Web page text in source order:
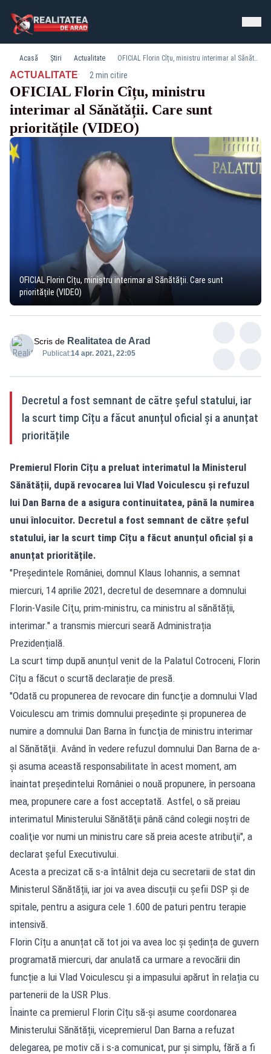
Acasă Știri Actualitate OFICIAL Florin Cîțu, ministru interimar al Sănătății. Care sunt prioritățile (VIDEO)
ACTUALITATE· 2 min citire
OFICIAL Florin Cîțu, ministru
interimar al Sănătății. Care sunt
prioritățile (VIDEO)
OFICIAL Florin Cîțu, ministru interimar al Sănătății. Care sunt
prioritățile (VIDEO)
Scris de Realitatea de Arad
Publicat:14 apr. 2021, 22:05
Decretul a fost semnant de către șeful statului, iar
la scurt timp Cîțu a făcut anunțul oficial și a anunțat
prioritățile
Premierul Florin Cîțu a preluat interimatul la Ministerul
Sănătății, după revocarea lui Vlad Voiculescu și refuzul
lui Dan Barna de a asigura continuitatea, până la numirea
unui înlocuitor. Decretul a fost semnant de către șeful
statului, iar la scurt timp Cîțu a făcut anunțul oficial și a
anunțat prioritățile.
"Președintele României, domnul Klaus Iohannis, a semnat
miercuri, 14 aprilie 2021, decretul de desemnare a domnului
Florin-Vasile Cîţu, prim-ministru, ca ministru al sănătății,
interimar." a transmis miercuri seară Administrația
Prezidențială.
La scurt timp după anunțul venit de la Palatul Cotroceni, Florin
Cîțu a făcut o scurtă declarație de presă.
"Odată cu propunerea de revocare din funcţie a domnului Vlad
Voiculescu am trimis domnului preşedinte şi propunerea de
numire a domnului Dan Barna în funcţia de ministru interimar
al Sănătăţii. Având în vedere refuzul domnului Dan Barna de a-
şi asuma această responsabilitate în acest moment, am
înaintat preşedintelui României o nouă propunere, în persoana
mea, propunere care a fost acceptată. Astfel, o să preiau
interimatul Ministerului Sănătăţii până când colegii noştri de
coaliţie vor numi un ministru care să preia aceste atribuţii", a
declarat șeful Executivului.
Acesta a precizat că s-a întâlnit deja cu secretarii de stat din
Ministerul Sănătății, iar joi va avea discuții cu șefii DSP și de
spitale, pentru a asigura cele 1.600 de paturi pentru terapie
intensivă.
Florin Cîțu a anunțat că tot joi va avea loc și ședința de guvern
programată miercuri, dar anulată ca urmare a revocării din
funcție a lui Vlad Voiculescu și a impasului apărut în relația cu
partenerii de la USR Plus.
Înainte ca premierul Florin Cîțu să-și asume coordonarea
Ministerului Sănătății, vicepremierul Dan Barna a refuzat
delegarea, pe motiv că i s-a comunicat, pur și simplu, fără a fi